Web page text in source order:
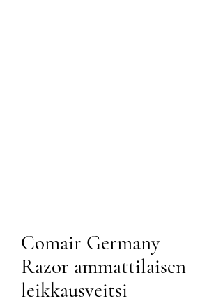
Comair Germany
Razor ammattilaisen
leikkausveitsi